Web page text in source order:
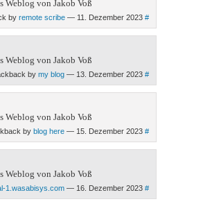
von Jakob Voß
by remote scribe — 11. Dezember 2023 #
von Jakob Voß
by my blog — 13. Dezember 2023 #
von Jakob Voß
by blog here — 15. Dezember 2023 #
von Jakob Voß
1.wasabisys.com — 16. Dezember 2023 #